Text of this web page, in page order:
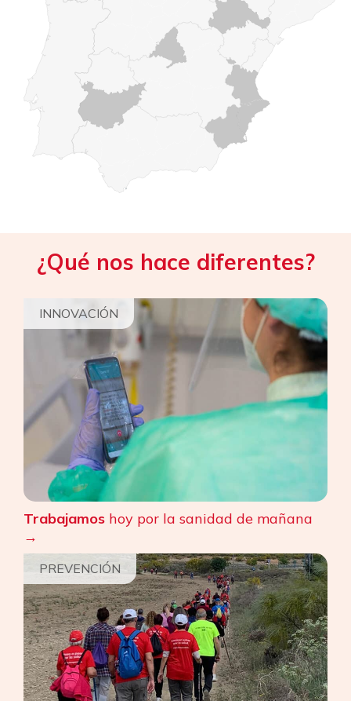
¿Qué nos hace diferentes?
INNOVACIÓN
Trabajamos hoy por la sanidad de mañana
PREVENCIÓN